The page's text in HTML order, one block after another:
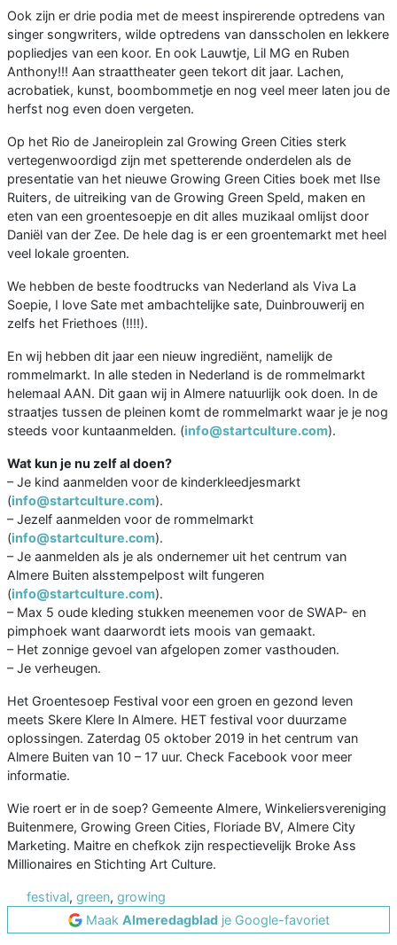
Ook zijn er drie podia met de meest inspirerende optredens van
singer songwriters, wilde optredens van dansscholen en lekkere
popliedjes van een koor. En ook Lauwtje, Lil MG en Ruben
Anthony!!! Aan straattheater geen tekort dit jaar. Lachen,
acrobatiek, kunst, boombommetje en nog veel meer laten jou de
herfst nog even doen vergeten.
Op het Rio de Janeiroplein zal Growing Green Cities sterk
vertegenwoordigd zijn met spetterende onderdelen als de
presentatie van het nieuwe Growing Green Cities boek met Ilse
Ruiters, de uitreiking van de Growing Green Speld, maken en
eten van een groentesoepje en dit alles muzikaal omlijst door
Daniël van der Zee. De hele dag is er een groentemarkt met heel
veel lokale groenten.
We hebben de beste foodtrucks van Nederland als Viva La
Soepie, I love Sate met ambachtelijke sate, Duinbrouwerij en
zelfs het Friethoes (!!!!).
En wij hebben dit jaar een nieuw ingrediënt, namelijk de
rommelmarkt. In alle steden in Nederland is de rommelmarkt
helemaal AAN. Dit gaan wij in Almere natuurlijk ook doen. In de
straatjes tussen de pleinen komt de rommelmarkt waar je je nog
steeds voor kuntaanmelden. (info@startculture.com).
Wat kun je nu zelf al doen?
– Je kind aanmelden voor de kinderkleedjesmarkt
(info@startculture.com).
– Jezelf aanmelden voor de rommelmarkt
(info@startculture.com).
– Je aanmelden als je als ondernemer uit het centrum van
Almere Buiten alsstempelpost wilt fungeren
(info@startculture.com).
– Max 5 oude kleding stukken meenemen voor de SWAP- en
pimphoek want daarwordt iets moois van gemaakt.
– Het zonnige gevoel van afgelopen zomer vasthouden.
– Je verheugen.
Het Groentesoep Festival voor een groen en gezond leven
meets Skere Klere In Almere. HET festival voor duurzame
oplossingen. Zaterdag 05 oktober 2019 in het centrum van
Almere Buiten van 10 – 17 uur. Check Facebook voor meer
informatie.
Wie roert er in de soep? Gemeente Almere, Winkeliersvereniging
Buitenmere, Growing Green Cities, Floriade BV, Almere City
Marketing. Maitre en chefkok zijn respectievelijk Broke Ass
Millionaires en Stichting Art Culture.
festival, green, growing
Maak Almeredagbladje Google-favoriet